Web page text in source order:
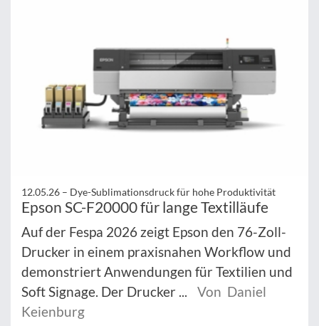
12.05.26 – Dye-Sublimationsdruck für hohe Produktivität
Epson SC-F20000 für lange Textilläufe
Auf der Fespa 2026 zeigt Epson den 76-Zoll-
Drucker in einem praxisnahen Workflow und
demonstriert Anwendungen für Textilien und
Soft Signage. Der Drucker ...
Von Daniel
Keienburg